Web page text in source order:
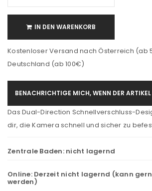
IN DEN WARENKORB
Kostenloser Versand nach Österreich (ab
Deutschland (ab 100€)
BENACHRICHTIGE MICH, WENN DER
Das Dual-Direction Schnellverschluss-
dir, die Kamera schnell und sicher zu
Zentrale Baden: nicht lagernd
Online: Derzeit nicht lagernd (kann
werden)